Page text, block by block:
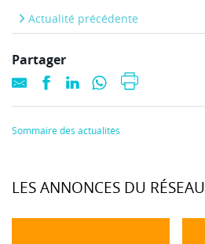
Actualité précédente
Partager
Sommaire des actualités
LES ANNONCES DU RÉSEAU